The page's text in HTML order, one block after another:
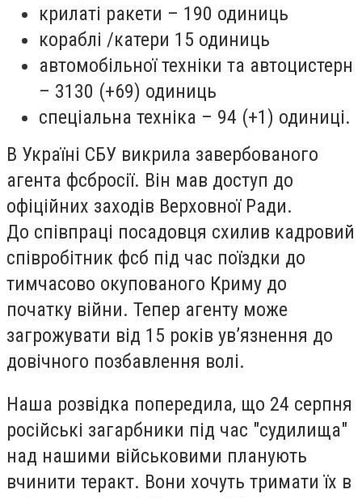
крилаті ракети – 190 одиниць
кораблі /катери 15 одиниць
автомобільної техніки та автоцистерн
– 3130 (+69) одиниць
спеціальна техніка – 94 (+1) одиниці.
В Україні СБУ викрила завербованого
агента фсбросії. Він мав доступ до
офіційних заходів Верховної Ради.
До співпраці посадовця схилив кадровий
співробітник фсб під час поїздки до
тимчасово окупованого Криму до
початку війни. Тепер агенту може
загрожувати від 15 років ув’язнення до
довічного позбавлення волі.
Наша розвідка попередила, що 24 серпня
російські загарбники під час "судилища"
над нашими військовими планують
вчинити теракт. Вони хочуть тримати їх в